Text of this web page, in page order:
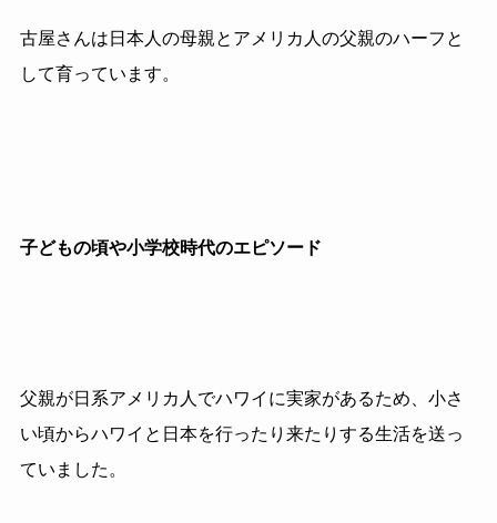
古屋さんは日本人の母親とアメリカ人の父親のハーフと
して育っています。
子どもの頃や小学校時代のエピソード
父親が日系アメリカ人でハワイに実家があるため、小さ
い頃からハワイと日本を行ったり来たりする生活を送っ
ていました。